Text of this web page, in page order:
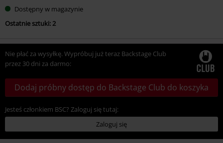
Dostępny w magazynie
Ostatnie sztuki: 2
Nie płać za wysyłkę. Wypróbuj już teraz Backstage Club
przez 30 dni za darmo:
Dodaj próbny dostęp do Backstage Club do koszyka
Jesteś członkiem BSC? Zaloguj się tutaj:
Zaloguj się